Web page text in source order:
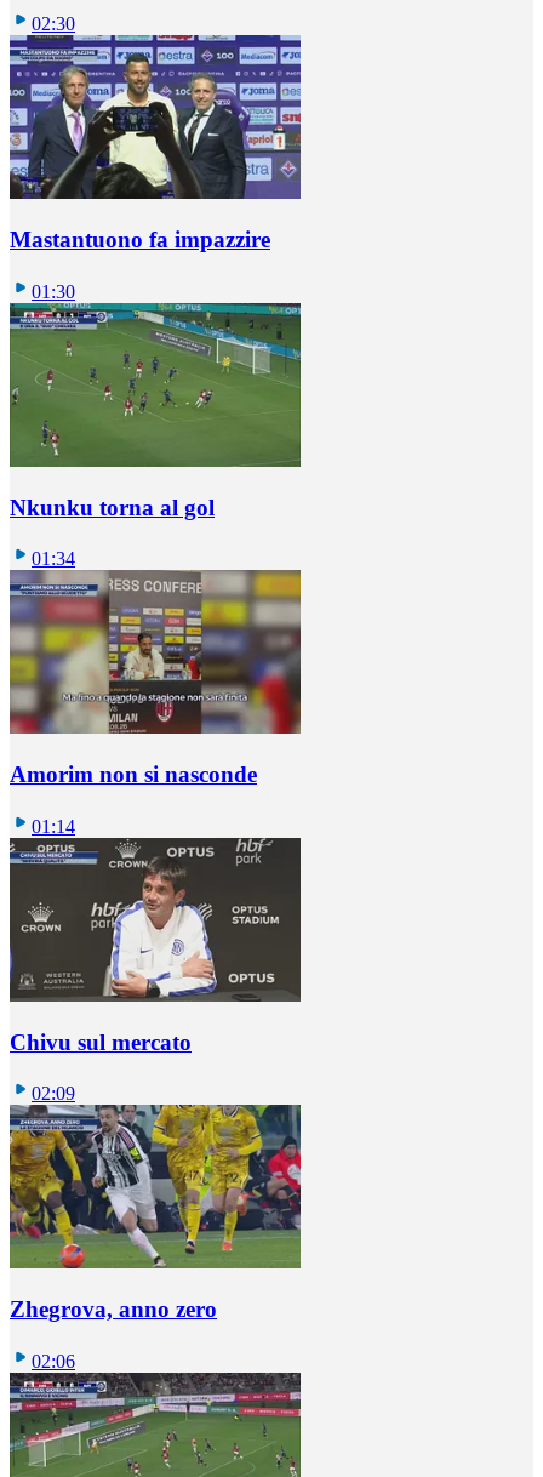
02:30
Mastantuono fa impazzire
01:30
Nkunku torna al gol
01:34
Amorim non si nasconde
01:14
Chivu sul mercato
02:09
Zhegrova, anno zero
02:06